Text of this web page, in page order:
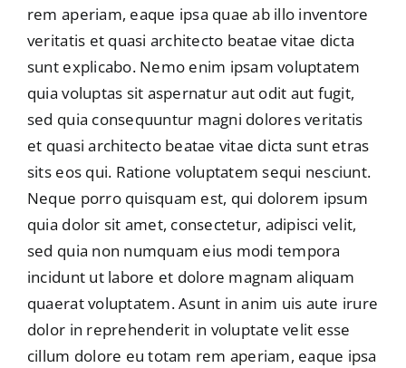
rem aperiam, eaque ipsa quae ab illo inventore
veritatis et quasi architecto beatae vitae dicta
sunt explicabo. Nemo enim ipsam voluptatem
quia voluptas sit aspernatur aut odit aut fugit,
sed quia consequuntur magni dolores veritatis
et quasi architecto beatae vitae dicta sunt etras
sits eos qui. Ratione voluptatem sequi nesciunt.
Neque porro quisquam est, qui dolorem ipsum
quia dolor sit amet, consectetur, adipisci velit,
sed quia non numquam eius modi tempora
incidunt ut labore et dolore magnam aliquam
quaerat voluptatem. Asunt in anim uis aute irure
dolor in reprehenderit in voluptate velit esse
cillum dolore eu totam rem aperiam, eaque ipsa